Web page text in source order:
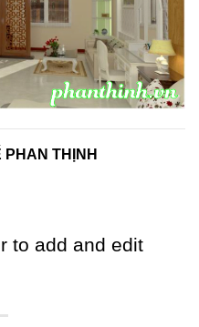
PHAN THỊNH
to add and edit